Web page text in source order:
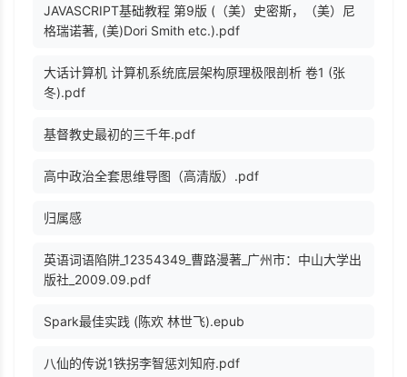
JAVASCRIPT基础教程 第9版 (（美）史密斯，（美）尼
格瑞诺著, (美)Dori Smith etc.).pdf
大话计算机 计算机系统底层架构原理极限剖析 卷1 (张
冬).pdf
基督教史最初的三千年.pdf
高中政治全套思维导图（高清版）.pdf
归属感
英语词语陷阱_12354349_曹路漫著_广州市：中山大学出
版社_2009.09.pdf
Spark最佳实践 (陈欢 林世飞).epub
八仙的传说1铁拐李智惩刘知府.pdf